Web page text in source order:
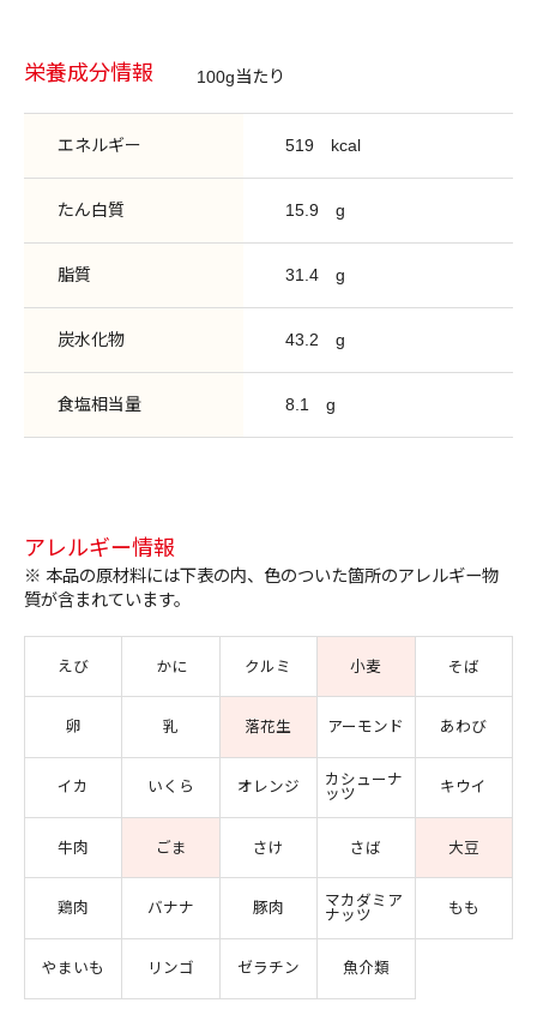
栄養成分情報 100g当たり
エネルギー 519 kcal
たん白質 15.9 g
脂質 31.4 g
炭水化物 43.2 g
食塩相当量 8.1 g
アレルギー情報
※ 本品の原材料には下表の内、色のついた箇所のアレルギー物
質が含まれています。
えび かに クルミ 小麦 そば
卵 乳 落花生 アーモンド あわび
イカ いくら オレンジ
カシューナ
ッツ
キウイ
牛肉 ごま さけ さば 大豆
鶏肉 バナナ 豚肉
マカダミア
ナッツ
もも
やまいも リンゴ ゼラチン 魚介類